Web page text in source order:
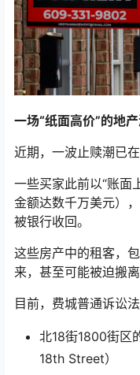
一场“纸面高价”的地
近期，一波止赎潮已
一些买家此前以“账面
金额达数千万美元）
被银行收回。
这些房产中的租客，
来，甚至可能被迫搬离
目前，费城普通诉讼
北18街1800街
18th Street）